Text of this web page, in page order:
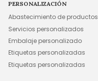
PERSONALIZACIÓN
Abastecimiento de productos
Servicios personalizados
Embalaje personalizado
Etiquetas personalizadas
Etiquetas personalizadas